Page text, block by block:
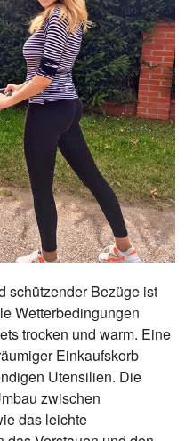
schützender Bezüge ist
Wetterbedingungen
trocken und warm. Eine
Einkaufskorb
Utensilien. Die
zwischen
das leichte